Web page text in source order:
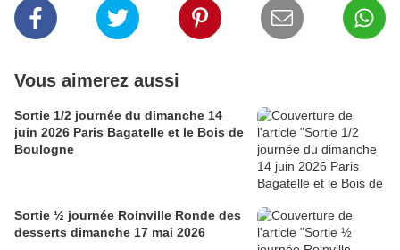
Vous aimerez aussi
Sortie 1/2 journée du dimanche 14
juin 2026 Paris Bagatelle et le Bois de
Boulogne
Sortie ½ journée Roinville Ronde des
desserts dimanche 17 mai 2026